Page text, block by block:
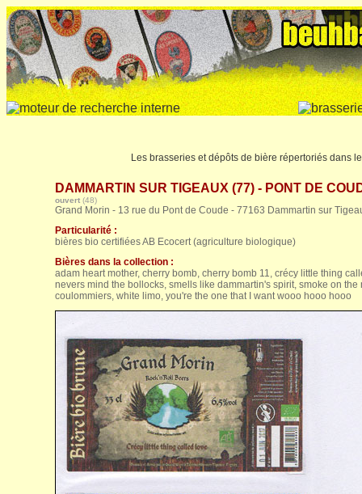
Les brasseries et dépôts de bière répertoriés dans
DAMMARTIN SUR TIGEAUX (77) - PONT DE
ouvert (48)
Grand Morin - 13 rue du Pont de Coude - 77163 Dammartin sur
Particularité :
bières bio certifiées AB Ecocert (agriculture biologique)
Bières dans la collection :
adam heart mother, cherry bomb, cherry bomb 11, crécy little thing
nevers mind the bollocks, smells like dammartin's spirit, smoke on
coulommiers, white limo, you're the one that I want wooo hooo hooo